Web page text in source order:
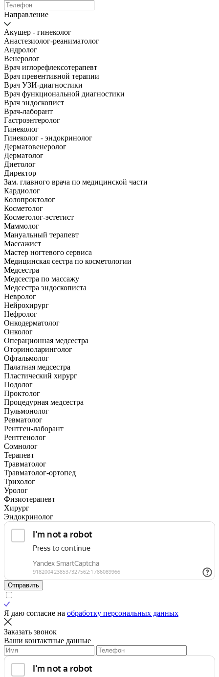
Направление
Акушер - гинеколог
Анастезиолог-реаниматолог
Андролог
Венеролог
Врач иглорефлексотерапевт
Врач превентивной терапии
Врач УЗИ-диагностики
Врач функциональной диагностики
Врач эндоскопист
Врач-лаборант
Гастроэнтеролог
Гинеколог
Гинеколог - эндокринолог
Дерматовенеролог
Дерматолог
Диетолог
Директор
Зам. главного врача по медицинской части
Кардиолог
Колопроктолог
Косметолог
Косметолог-эстетист
Маммолог
Мануальный терапевт
Массажист
Мастер ногтевого сервиса
Медицинская сестра по косметологии
Медсестра
Медсестра по массажу
Медсестра эндоскописта
Невролог
Нейрохирург
Нефролог
Онкодерматолог
Онколог
Операционная медсестра
Оториноларинголог
Офтальмолог
Палатная медсестра
Пластический хирург
Подолог
Проктолог
Процедурная медсестра
Пульмонолог
Ревматолог
Рентген-лаборант
Рентгенолог
Сомнолог
Терапевт
Травматолог
Травматолог-ортопед
Трихолог
Уролог
Физиотерапевт
Хирург
Эндокринолог
Отправить
Я даю согласие на обработку персональных данных
Заказать звонок
Ваши контактные данные